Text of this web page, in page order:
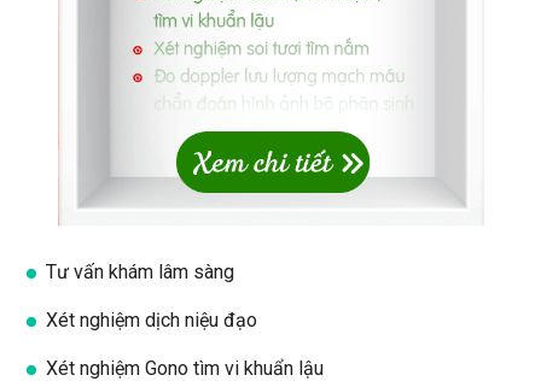
Tư vấn khám lâm sàng
Xét nghiệm dịch niệu đạo
Xét nghiệm Gono tìm vi khuẩn lậu